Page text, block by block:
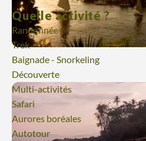
Quelle activité ?
Randonnée
Trek
Baignade - Snorkeling
Découverte
Multi-activités
Safari
Aurores boréales
Autotour